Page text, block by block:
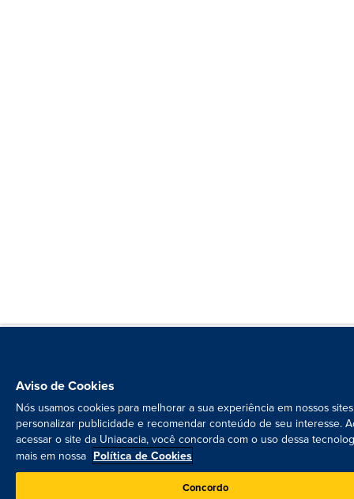
Aviso de Cookies
Nós usamos cookies para melhorar a sua experiência em nossos
personalizar publicidade e recomendar conteúdo de seu interesse.
acessar o site da Uniacacia, você concorda com o uso dessa
mais em nossa Política de Cookies
Concordo